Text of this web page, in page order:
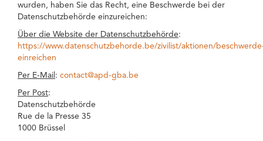
wurden, haben Sie das Recht, eine Beschwerde bei der
Datenschutzbehörde einzureichen:
Über die Website der Datenschutzbehörde:
https://www.datenschutzbehorde.be/zivilist/aktionen/
einreichen
Per E-Mail : contact@apd-gba.be
Per Post:
Datenschutzbehörde
Rue de la Presse 35
1000 Brüssel